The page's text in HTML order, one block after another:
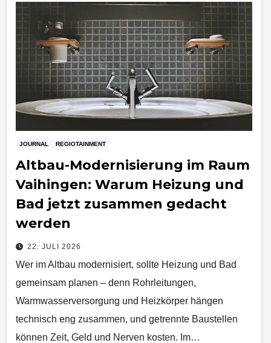
JOURNAL REGIOTAINMENT
Altbau-Modernisierung im Raum
Vaihingen: Warum Heizung und
Bad jetzt zusammen gedacht
werden
22. JULI 2026
Wer im Altbau modernisiert, sollte Heizung und Bad
gemeinsam planen – denn Rohrleitungen,
Warmwasserversorgung und Heizkörper hängen
technisch eng zusammen, und getrennte Baustellen
können Zeit, Geld und Nerven kosten. Im…